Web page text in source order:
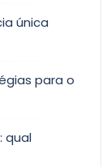
única
para o
qual